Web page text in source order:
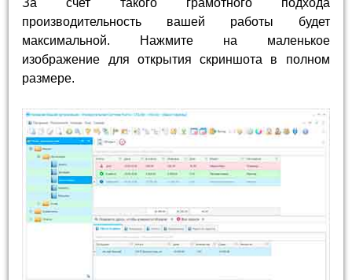
производительность вашей работы будет
максимальной. Нажмите на маленькое
изображение для открытия скриншота в полном
размере.